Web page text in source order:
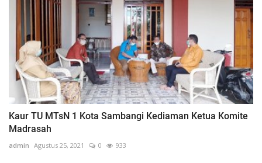
Kaur TU MTsN 1 Kota Sambangi Kediaman Ketua Komite
Madrasah
admin Agustus 25, 2021 0 933